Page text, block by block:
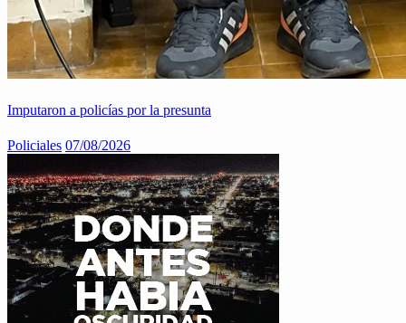
Imputaron a policías por la presunta
Policiales 07/08/2026